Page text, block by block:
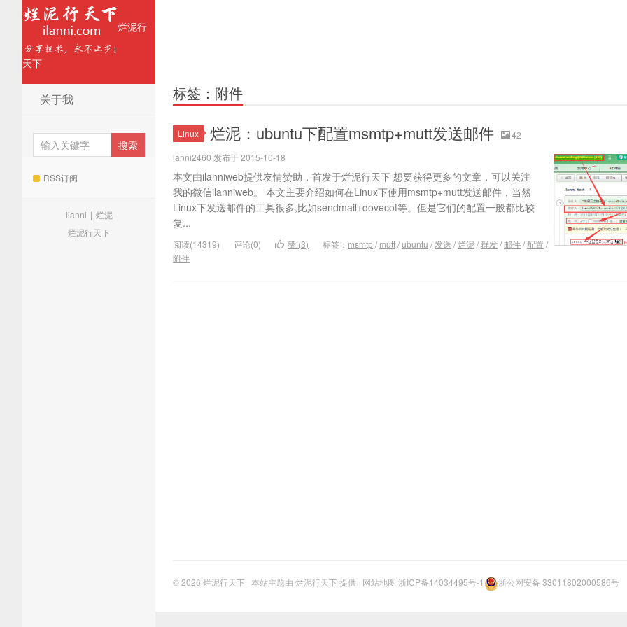
烂泥行
天下
关于我
RSS订阅
ilanni | 烂泥
烂泥行天下
标签：附件
Linux 烂泥：ubuntu下配置msmtp+mutt发送邮件
42
lanni2460 发布于 2015-10-18
本文由ilanniweb提供友情赞助，首发于烂泥行天下 想要获得更多的文章，可以关注
我的微信ilanniweb。 本文主要介绍如何在Linux下使用msmtp+mutt发送邮件，当然
Linux下发送邮件的工具很多,比如sendmail+dovecot等。但是它们的配置一般都比较
复...
阅读(14319) 评论(0) 赞 (3) 标签： msmtp/ mutt/ubuntu / 发送 /烂泥/ 群发/ 邮件/ 配置 /
附件
© 2026 烂泥行天下 本站主题由 烂泥行天下提供 网站地图 浙ICP备14034495号-1 浙公网安备 33011802000586号